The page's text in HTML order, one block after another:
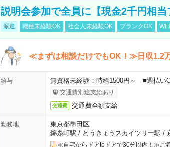
説明会参加で全員に【現金2千円相
派遣 職種未経験OK 社会人未経験OK ブランクOK
≪まずは相談だけでもOK！≫日収1.2
給与 無資格未経験：時給1500円～ ■週払
交通費別途支給あり
交通費 交通費全額支給
勤務地
東京都墨田区
錦糸町駅 / とうきょうスカイツリー駅 /
≪自宅からドアtoドアで30分以内！≫ご